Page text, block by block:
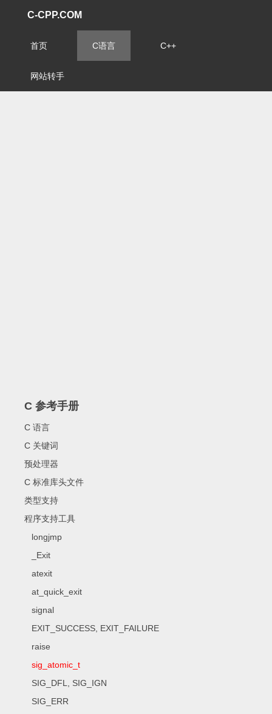
C-CPP.COM
首页 C语言 C++
网站转手
C 参考手册
C 语言
C 关键词
预处理器
C 标准库头文件
类型支持
程序支持工具
longjmp
_Exit
atexit
at_quick_exit
signal
EXIT_SUCCESS, EXIT_FAILURE
raise
sig_atomic_t
SIG_DFL, SIG_IGN
SIG_ERR